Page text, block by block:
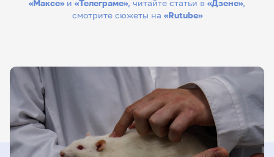
«Максе» и «Телеграме», читайте статьи в «Дзене»,
смотрите сюжеты на «Rutube»